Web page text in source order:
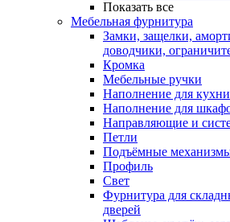
Показать все
Мебельная фурнитура
Замки, защелки,
доводчики,
Кромка
Мебельные ручки
Наполнение для кухни
Наполнение для
Направляющие и
Петли
Подъёмные
Профиль
Свет
Фурнитура для
дверей